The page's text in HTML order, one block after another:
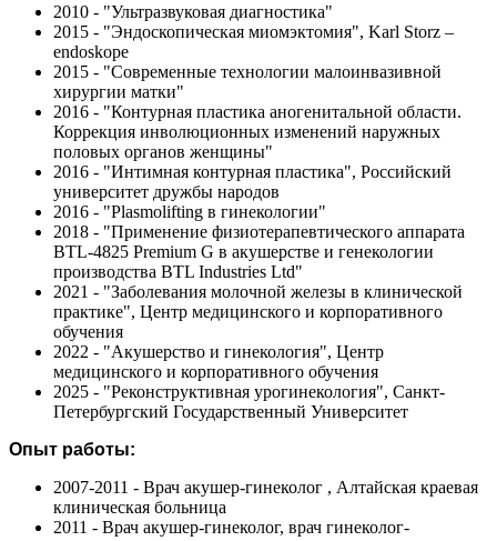
2010 - "Ультразвуковая диагностика"
2015 - "Эндоскопическая миомэктомия", Karl Storz –
endoskope
2015 - "Современные технологии малоинвазивной
хирургии матки"
2016 - "Контурная пластика аногенитальной области.
Коррекция инволюционных изменений наружных
половых органов женщины"
2016 - "Интимная контурная пластика", Российский
университет дружбы народов
2016 - "Plasmolifting в гинекологии"
2018 - "Применение физиотерапевтического аппарата
BTL-4825 Premium G в акушерстве и генекологии
производства BTL Industries Ltd"
2021 - "Заболевания молочной железы в клинической
практике", Центр медицинского и корпоративного
обучения
2022 - "Акушерство и гинекология", Центр
медицинского и корпоративного обучения
2025 - "Реконструктивная урогинекология", Санкт-
Петербургский Государственный Университет
Опыт работы:
2007-2011 - Врач акушер-гинеколог , Алтайская краевая
клиническая больница
2011 - Врач акушер-гинеколог, врач гинеколог-